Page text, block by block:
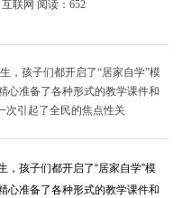
联网 阅读：652
，孩子们都开启了“居家自学”模
心准备了各种形式的教学课件和
次引起了全民的焦点性关
孩子们都开启了“居家自学”模
心准备了各种形式的教学课件和